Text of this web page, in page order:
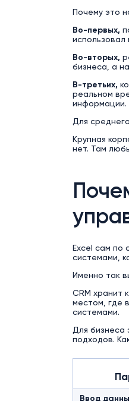
Почему это
Во-первых,
использовал
Во-вторых,
бизнеса, а
В-третьих,
реальном
информации.
Для
Крупная
нет. Там
Excel сам по
системами,
Именно так
CRM хранит
местом, где
системами.
Для бизнеса
подходов.
Ввод